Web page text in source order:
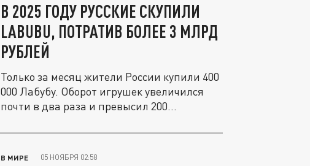
В 2025 ГОДУ РУССКИЕ СКУПИЛИ
LABUBU, ПОТРАТИВ БОЛЕЕ 3 МЛРД
РУБЛЕЙ
Только за месяц жители России купили 400
000 Лабубу. Оборот игрушек увеличился
почти в два раза и превысил 200...
В МИРЕ 05 НОЯБРЯ 02:58